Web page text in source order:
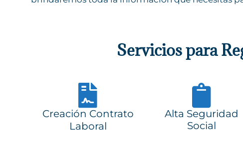
Servicios para
Creación Contrato
Laboral
Alta Seguridad
Social